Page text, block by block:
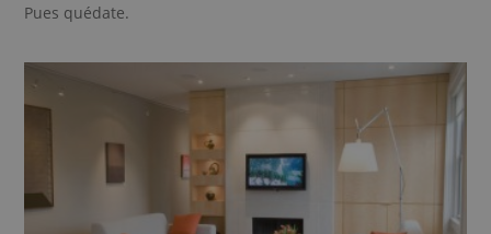
Pues quédate.